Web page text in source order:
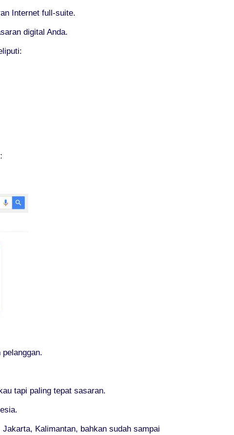
Internet full-suite.
digital Anda.
tapi paling tepat sasaran.
Kalimantan, bahkan sudah sampai